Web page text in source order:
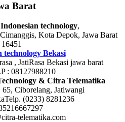
Barat
technology,
Kota Depok, Jawa Barat
16451
technology Bekasi
, JatiRasa Bekasi jawa barat
: 08127988210
& Citra Telematika
Ciborelang, Jatiwangi
(0233) 8281236
telematika.com